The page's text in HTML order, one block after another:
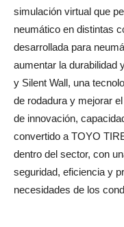
simulación virtual que
neumático en distintas
desarrollada para
aumentar la durabilidad
y Silent Wall, una
de rodadura y mejorar
de innovación,
convertido a TOYO
dentro del sector, con
seguridad, eficiencia y
necesidades de los